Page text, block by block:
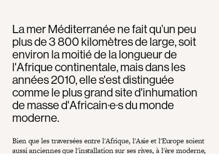
La mer Méditerranée ne fait qu’un peu
plus de 3 800 kilomètres de large, soit
environ la moitié de la longueur de
l'Afrique continentale, mais dans les
années 2010, elle s'est distinguée
comme le plus grand site d'inhumation
de masse d'Africain·e·s du monde
moderne.
Bien que les traversées entre l'Afrique, l'Asie et l'Europe soient
aussi anciennes que l'installation sur ses rives, à l'ère moderne,